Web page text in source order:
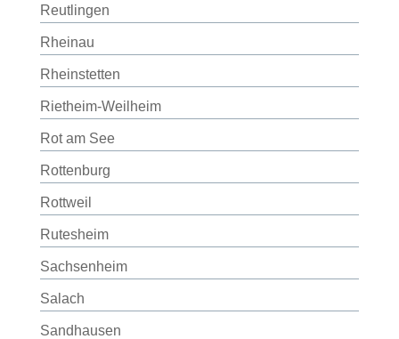
Reutlingen
Rheinau
Rheinstetten
Rietheim-Weilheim
Rot am See
Rottenburg
Rottweil
Rutesheim
Sachsenheim
Salach
Sandhausen